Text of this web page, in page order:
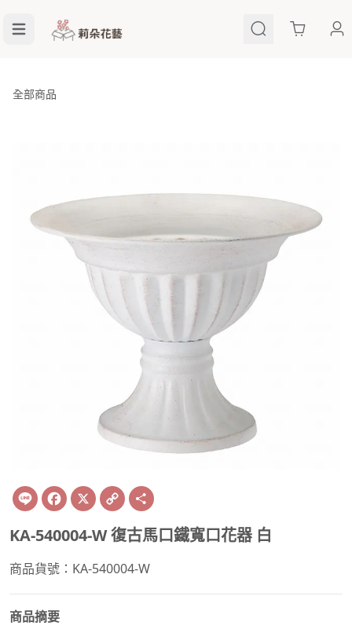
Cart
全部商品
Line Facebook
X Copy
Link
KA-540004-W 復古馬口鐵寬口花器 白
商品貨號：KA-540004-W
商品摘要